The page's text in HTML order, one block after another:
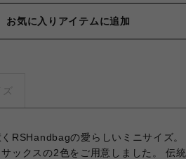
お気に入りアイテムに追加
ズ
RSHandbagの愛らしいミニサイズ
ックスの2色をご用意しました。 伝